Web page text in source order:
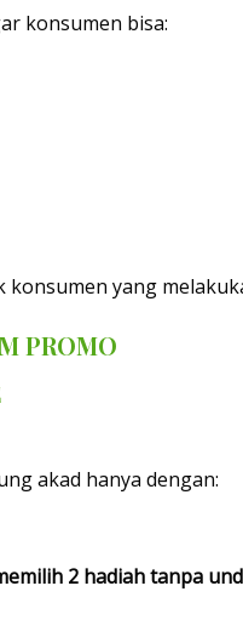
konsumen bisa:
yang
PROMO
akad hanya dengan:
2 hadiah tanpa